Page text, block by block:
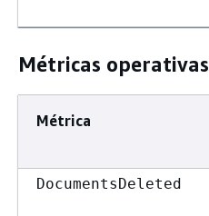
Métricas operativas
Métrica
DocumentsDeleted